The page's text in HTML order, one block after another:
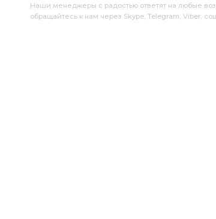
Наши менеджеры с радостью ответят на любые
обращайтесь к нам через Skype, Telegram, Viber,